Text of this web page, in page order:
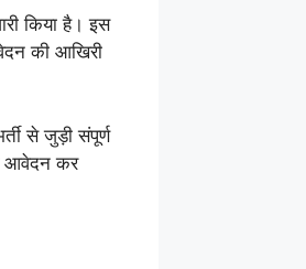
किया है। इस
की आखिरी
से जुड़ी संपूर्ण
आवेदन कर